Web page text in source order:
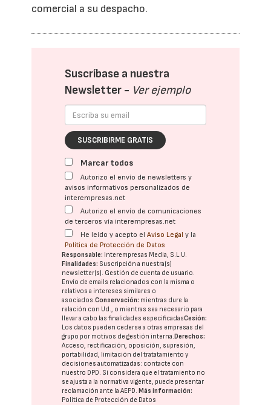
comercial a su despacho.
Suscríbase a nuestra
Newsletter - Ver ejemplo
SUSCRIBIRME GRATIS
Marcar todos
Autorizo el envío de newsletters y
avisos informativos personalizados de
interempresas.net
Autorizo el envío de comunicaciones
de terceros vía interempresas.net
He leído y acepto elAviso Legal y la
Política de Protección de Datos
Responsable: Interempresas Media, S.L.U.
Finalidades: Suscripción a nuestra(s)
newsletter(s). Gestión de cuenta de usuario.
Envío de emails relacionados con la misma o
relativos a intereses similares o
asociados.Conservación: mientras dure la
relación con Ud., o mientras sea necesario para
llevar a cabo las finalidades especificadasCesión:
Los datos pueden cederse a otras empresas del
grupo por motivos de gestión interna. Derechos:
Acceso, rectificación, oposición, supresión,
portabilidad, limitación del tratatamiento y
decisiones automatizadas: contacte con
nuestro DPD. Si considera que el tratamiento no
se ajusta a la normativa vigente, puede presentar
reclamación ante laAEPD. Más información:
Política de Protección de Datos